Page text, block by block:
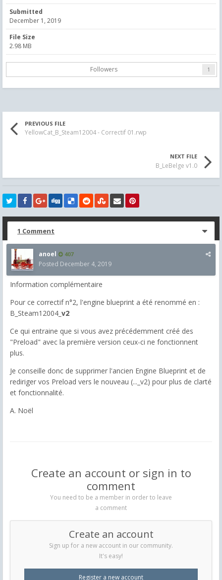
Submitted
December 1, 2019
File Size
2.98 MB
Followers 1
PREVIOUS FILE
YellowCat_B_Steam12004 - Correctif 01.rwp
NEXT FILE
B_LeBelge v1.0
1 Comment
anoel 407
Posted December 4, 2019
Information complémentaire
Pour ce correctif n°2, l'engine blueprint a été renommé en :
B_Steam12004 _v2
Ce qui entraine que si vous avez précédemment créé des
"Preload" avec la première version ceux-ci ne fonctionnent
plus.
Je conseille donc de supprimer l'ancien Engine Blueprint et de
rediriger vos Preload vers le nouveau (..._v2) pour plus de clarté
et fonctionnalité.
A. Noël
Create an account or sign in to
comment
You need to be a member in order to leave
a comment
Create an account
Sign up for a new account in our community.
It's easy!
Register a new account